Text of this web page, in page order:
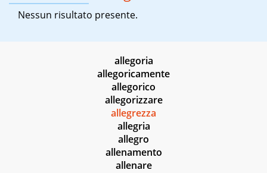
Nessun risultato presente.
allegoria
allegoricamente
allegorico
allegorizzare
allegrezza
allegria
allegro
allenamento
allenare